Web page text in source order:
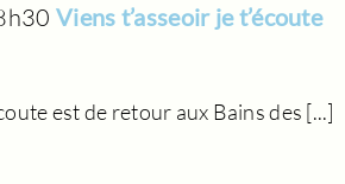
Viens t’asseoir je t’écoute
est de retour aux Bains des [...]